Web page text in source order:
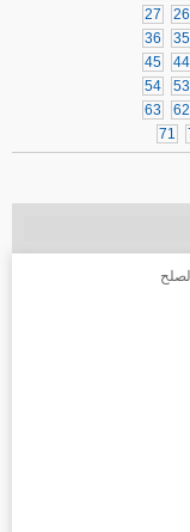
26
27
35
36
44
45
53
54
62
63
71